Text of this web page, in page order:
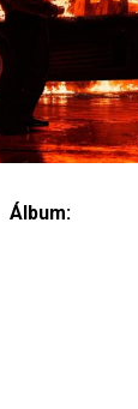
Álbum: